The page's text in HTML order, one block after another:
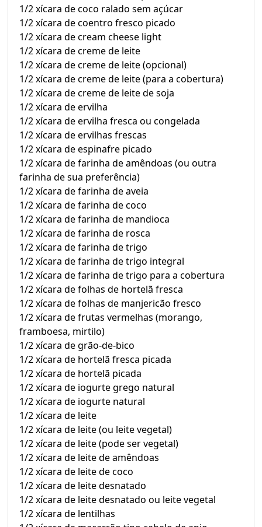
1/2 xícara de coco ralado sem açúcar
1/2 xícara de coentro fresco picado
1/2 xícara de cream cheese light
1/2 xícara de creme de leite
1/2 xícara de creme de leite (opcional)
1/2 xícara de creme de leite (para a cobertura)
1/2 xícara de creme de leite de soja
1/2 xícara de ervilha
1/2 xícara de ervilha fresca ou congelada
1/2 xícara de ervilhas frescas
1/2 xícara de espinafre picado
1/2 xícara de farinha de amêndoas (ou outra
farinha de sua preferência)
1/2 xícara de farinha de aveia
1/2 xícara de farinha de coco
1/2 xícara de farinha de mandioca
1/2 xícara de farinha de rosca
1/2 xícara de farinha de trigo
1/2 xícara de farinha de trigo integral
1/2 xícara de farinha de trigo para a cobertura
1/2 xícara de folhas de hortelã fresca
1/2 xícara de folhas de manjericão fresco
1/2 xícara de frutas vermelhas (morango,
framboesa, mirtilo)
1/2 xícara de grão-de-bico
1/2 xícara de hortelã fresca picada
1/2 xícara de hortelã picada
1/2 xícara de iogurte grego natural
1/2 xícara de iogurte natural
1/2 xícara de leite
1/2 xícara de leite (ou leite vegetal)
1/2 xícara de leite (pode ser vegetal)
1/2 xícara de leite de amêndoas
1/2 xícara de leite de coco
1/2 xícara de leite desnatado
1/2 xícara de leite desnatado ou leite vegetal
1/2 xícara de lentilhas